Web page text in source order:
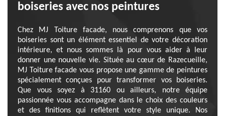
boiseries avec nos peintures
Chez MJ Toiture facade, nous comprenons que vos
boiseries sont un élément essentiel de votre décoration
intérieure, et nous sommes là pour vous aider à leur
donner une nouvelle vie. Située au cœur de Razecueille,
MJ Toiture facade vous propose une gamme de peintures
spécialement conçues pour transformer vos boiseries.
Que vous soyez à 31160 ou ailleurs, notre équipe
passionnée vous accompagne dans le choix des couleurs
et des finitions qui reflètent votre style unique. Nos